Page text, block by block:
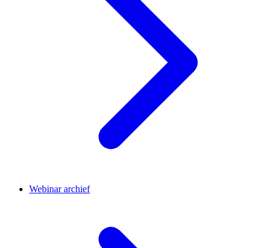
Webinar archief